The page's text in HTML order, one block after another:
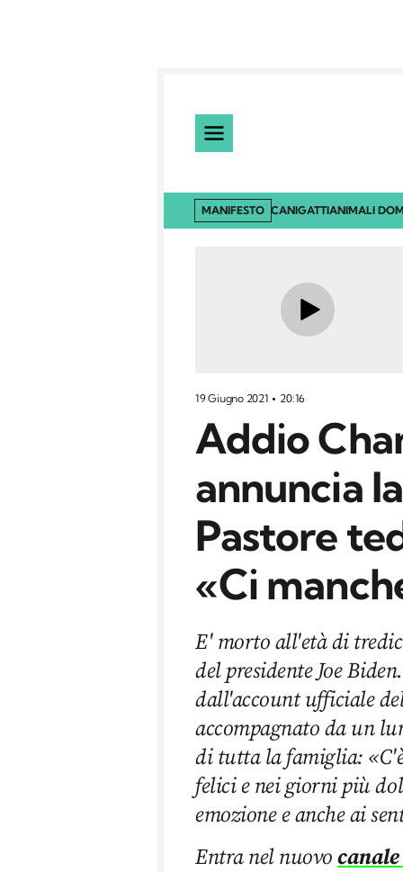
MANIFESTO CANIGATTIANIMALI
19 Giugno 2021 20:16
Addio
annuncia
Pastore
«Ci
E' morto all'età di
del presidente Joe
dall'account ufficiale
accompagnato da un
di tutta la famiglia:
felici e nei giorni più
emozione e anche ai
Entra nel nuovo